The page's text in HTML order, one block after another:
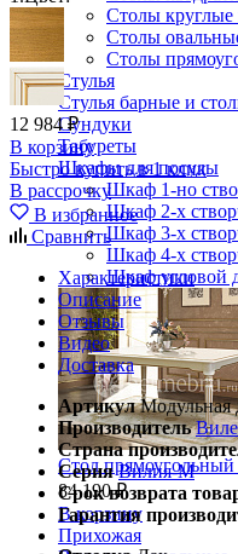
Столы круглые
Столы
Столы
Стулья
Стулья барные и
Сундуки
Табуреты
Шкафы для посуды
Шкаф 1-но
Шкаф 2-х
Шкаф 3-х
Шкаф 4-х
Шкаф угловой
Стол
84 190 ₽
В корзину
Прихожая
12 984 ₽
В корзину
Быстро купить в 1 клик
В рассрочку
В избранное
Сравнить
Характеристики
Описание
Отзывы
Видео
Доставка
Артикул Модульная
Производитель
Страна
Серия Вилия-М
Срок возврата
Гарантия